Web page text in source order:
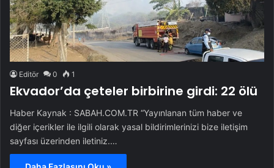
Editör 0 1
Ekvador’da çeteler birbirine girdi: 22 ölü
Haber Kaynak : SABAH.COM.TR “Yayınlanan tüm haber ve
diğer içerikler ile ilgili olarak yasal bildirimlerinizi bize iletişim
sayfası üzerinden iletiniz.…